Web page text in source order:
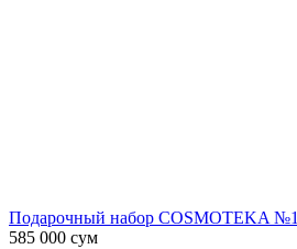
Подарочный набор COSMOTEKA №1
585 000 сум